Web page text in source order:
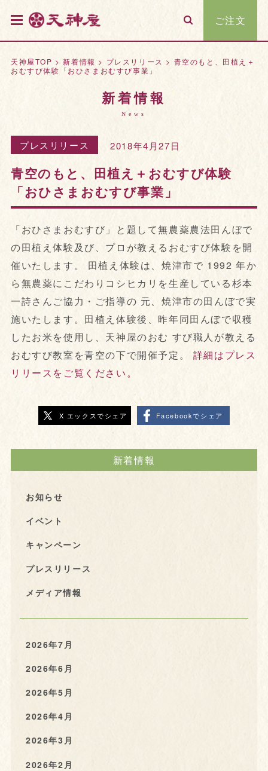
ご注文
天神屋TOP >新着情報 > プレスリリース > 青空のもと、田植え＋
おむすび体験「おひさまおむすび事業」
新着情報
News
プレスリリース 2018年4月27日
青空のもと、田植え＋おむすび体験
「おひさまおむすび事業」
「おひさまおむすび」と題して無農薬農法田んぼで
の田植え体験及び、プロが教えるおむすび体験を開
催いたします。 田植え体験は、焼津市で 1992 年か
ら無農薬にこだわりコシヒカリを生産している杉本
一詩さんご協力・ご指導の 元、焼津市の田んぼで実
施いたします。田植え体験後、昨年同田んぼで収穫
したお米を使用し、天神屋のおむ すび職人が教える
おむすび教室を青空の下で開催予定。 詳細はプレス
リリースをご覧ください。
X エックスでシェア Facebookでシェア
新着情報
お知らせ
イベント
キャンペーン
プレスリリース
メディア情報
2026年7月
2026年6月
2026年5月
2026年4月
2026年3月
2026年2月